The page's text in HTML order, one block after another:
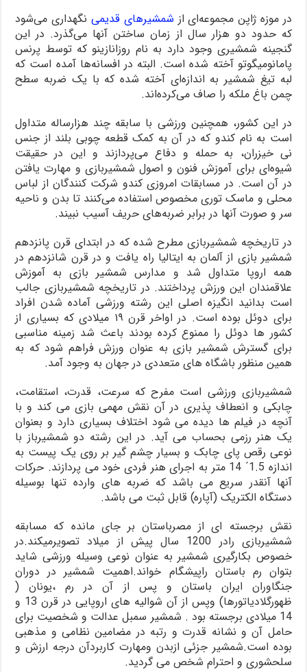
در موزه ژاپن مجموعه‌ای از شمشیرهای قدیمی نگهداری می‌شود
که حدود دو هزار سال از زمان ساختن آنها می‌گذرد. در این
گنجینه شمشیری وجود دارد به نام روزانازینو که توسط پرنس
پامانومیگوتو آخته شده است. البته در افسانه‌ها آمده است که
لبه تیغ شمشیر به اندازه‌ای آخته شده که با یک ضربه سطح
چمن باغ ملکه را صاف می‌کرده‌اند.
در این کشور، همچنین ورزشی با سابقه چند هزارساله متداول
است به نام کندو که در آن به کمک قطعه چوبی بلند از جنس
نی خیزران، به حمله و دفاع می‌پردازند و این در حقیقت
شیوه‌ای برای آموزش فنون و اصول شمشیربازی و مهارت یافتن
در آن است. در مسابقات امروزی کندو شرکت کنندگان از لباس
محلی و ماسک توری مخصوص استفاده می‌کنند تا بدن و ناحیه
سر و صورت آنها در برابر ضربه‌های حریف آسیب نبیند.
در تاریخچه شمشیربازی مطرح شده که در ابتدای قرن پانزدهم
شمشیر بازی از آلمان به ایتالیا راه یافت و در قرن شانزدهم در
همه اروپا متداول شد و مدارس شمشیر بازی به آموزش
علاقمندان این ورزش پرداختند. در تاریخچه شمشیربازی جالب
است بدانید انگیزه اصلی این رشته ورزشی آماده شدن افراد
برای دوئل بوده است. در اواخر قرن ۱۹ میلادی که بسیاری از
کشور ها دوئل را ممنوع کرده بودند باعث شد زمینه مناسبی
برای گسترش شمشیر بازی به عنوان ورزش فراهم شود که به
همین منظور باشگاه های متعددی در جهان به وجود آمد.
شمشیربازی ورزشی است مفرح که سرعت، قدرت، استقامت،
چابکی و انعطاف پذیری در آن نقش مهمی بازی می کند و با
آنچه در فیلم ها دیده می شود اختلاف بسیاری دارد و بعنوان
یک هنر رزمی بحساب می آید. در این رشته دو شمشیرباز با
نوعی رقص پای چابک و بسیار چشم گیر بر روی یک پیست به
اندازه 1.5´ 14 متر به اجرای هنر فردی خود می پردازند. حرکات
آنها آنقدر سریع می باشد که ضربه های وارده تنها بوسیله
دستگاه الکتریک (آپاره) قابل ثبت می باشد.
نقش برجسته ای از مصرباستان بر جای مانده که مسابقه
شمشیربازی رادر 1200 سال پیش از میلاد تصویرمیکند.در
خصوص بکارگیری شمشیر به عنوان نوعی وسیله ورزشی شاید
بتوان رم باستان راپیشگام خواند.اهمیت شمشیر در دوران
جنگاوران ایران باستان و پس از آن در رم ،یونان (
ظهورگلادیاتورها) وپس از آن شوالیه های اروپایی در قرن 13 و
14 میلادی برجسته بود . شمشیر سمبل عدالت و شخصیت برای
حامل آن و نشانه قدرت و رتبه در مضامین نظامی و مذهبی
بوده است.شمشیر جزئی ازبدن ومهارت کاربردآن درجه ارزش و
سلحشوری و احترام شخص می گردید.